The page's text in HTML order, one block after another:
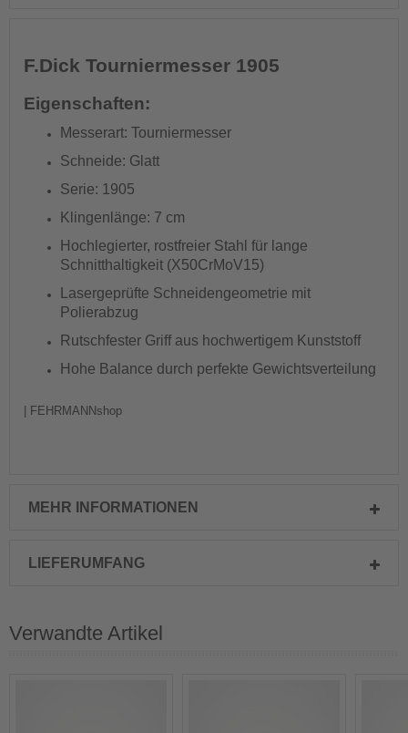
F.Dick Tourniermesser 1905
Eigenschaften:
Messerart: Tourniermesser
Schneide: Glatt
Serie: 1905
Klingenlänge: 7 cm
Hochlegierter, rostfreier Stahl für lange
Schnitthaltigkeit (X50CrMoV15)
Lasergeprüfte Schneidengeometrie mit
Polierabzug
Rutschfester Griff aus hochwertigem Kunststoff
Hohe Balance durch perfekte Gewichtsverteilung
| FEHRMANNshop
MEHR INFORMATIONEN
LIEFERUMFANG
Verwandte Artikel